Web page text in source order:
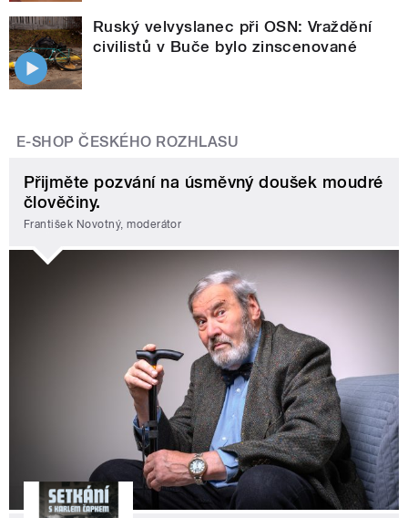
Ruský velvyslanec při OSN: Vraždění
civilistů v Buče bylo zinscenované
E-SHOP ČESKÉHO ROZHLASU
Přijměte pozvání na úsměvný doušek moudré
člověčiny.
František Novotný, moderátor